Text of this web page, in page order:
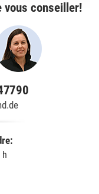
vous conseiller!
h